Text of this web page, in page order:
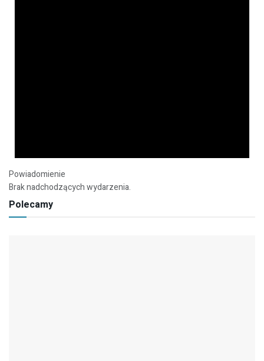
Powiadomienie
Brak nadchodzących wydarzenia.
Polecamy